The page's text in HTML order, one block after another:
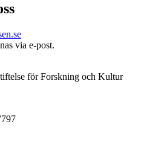
via e-post.
för Forskning och Kultur